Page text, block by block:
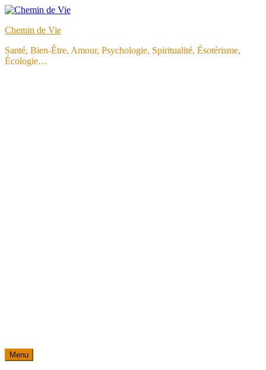
Aller
contenu
Chemin de Vie
Santé, Bien-Être, Amour, Psychologie, Spiritualité, Ésotérisme,
Écologie…
Menu